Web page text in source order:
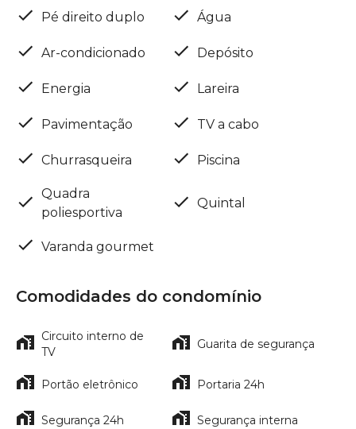
Pé direito duplo Água
Ar-condicionado Depósito
Energia Lareira
Pavimentação TV a cabo
Churrasqueira Piscina
Quadra
poliesportiva
Quintal
Varanda gourmet
Comodidades do condomínio
Circuito interno de
TV
Guarita de segurança
Portão eletrônico Portaria 24h
Segurança 24h Segurança interna